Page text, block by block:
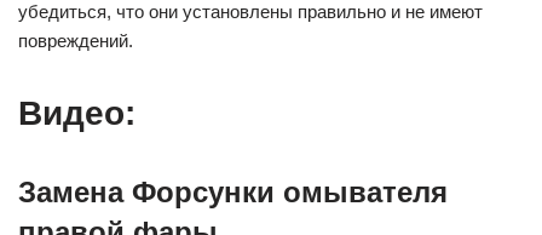
убедиться, что они установлены правильно и не имеют
повреждений.
Видео:
Замена Форсунки омывателя